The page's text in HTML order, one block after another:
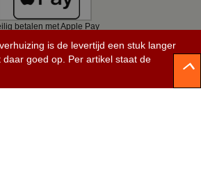
betalen met Apple Pay
is de levertijd een stuk langer
goed op. Per artikel staat de